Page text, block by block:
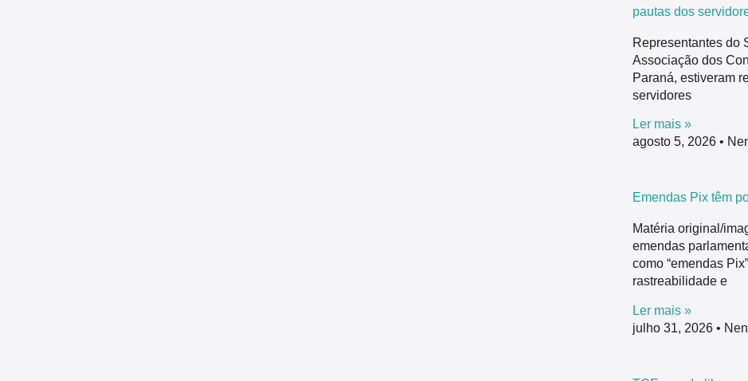
pautas dos
Representantes do
Associação dos
Paraná, estiveram
servidores
Ler mais »
agosto 5, 2026
Emendas Pix têm
Matéria original/
emendas
como “emendas
rastreabilidade e
Ler mais »
julho 31, 2026